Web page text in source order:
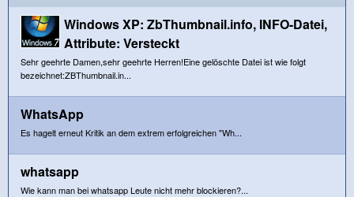
Windows XP: ZbThumbnail.info, INFO-Datei,
Attribute: Versteckt
Sehr geehrte Damen,sehr geehrte Herren!Eine gelöschte Datei ist wie folgt
bezeichnet:ZBThumbnail.in...
WhatsApp
Es hagelt erneut Kritik an dem extrem erfolgreichen "Wh...
whatsapp
Wie kann man bei whatsapp Leute nicht mehr blockieren?...